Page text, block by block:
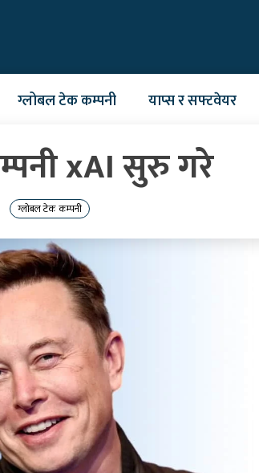
ग्लोबल टेक कम्पनी याप्स र सफ्टवेयर
xAI सुरु गरे
ग्लोबल टेक कम्पनी